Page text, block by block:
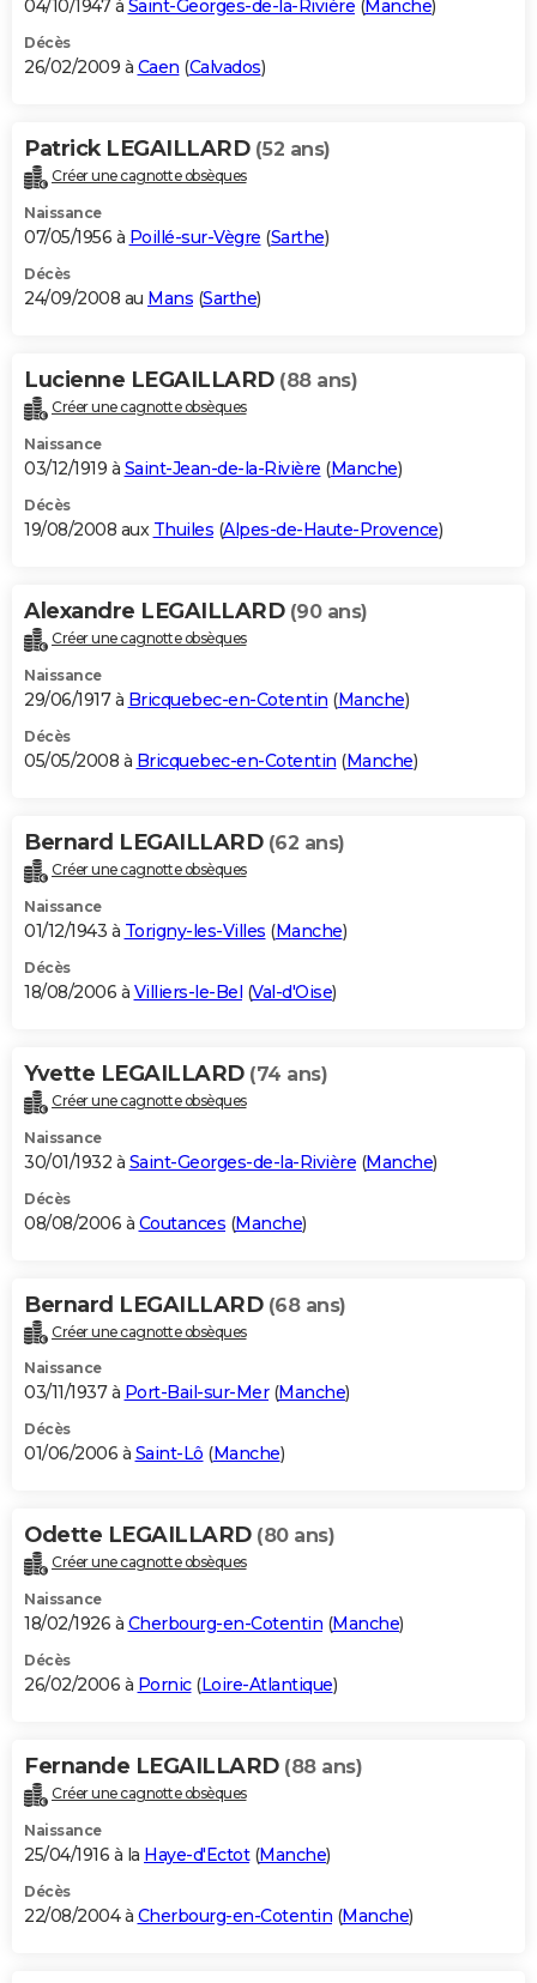
04/10/1947 à Saint-Georges-de-la-Rivière (Manche)
Décès
26/02/2009 à Caen (Calvados)
Patrick LEGAILLARD (52 ans)
Créer une cagnotte obsèques
Naissance
07/05/1956 à Poillé-sur-Vègre (Sarthe)
Décès
24/09/2008 au Mans (Sarthe)
Lucienne LEGAILLARD (88 ans)
Créer une cagnotte obsèques
Naissance
03/12/1919 à Saint-Jean-de-la-Rivière (Manche)
Décès
19/08/2008 aux Thuiles (Alpes-de-Haute-Provence)
Alexandre LEGAILLARD (90 ans)
Créer une cagnotte obsèques
Naissance
29/06/1917 à Bricquebec-en-Cotentin (Manche)
Décès
05/05/2008 à Bricquebec-en-Cotentin (Manche)
Bernard LEGAILLARD (62 ans)
Créer une cagnotte obsèques
Naissance
01/12/1943 à Torigny-les-Villes (Manche)
Décès
18/08/2006 à Villiers-le-Bel (Val-d'Oise)
Yvette LEGAILLARD (74 ans)
Créer une cagnotte obsèques
Naissance
30/01/1932 à Saint-Georges-de-la-Rivière (Manche)
Décès
08/08/2006 à Coutances (Manche)
Bernard LEGAILLARD (68 ans)
Créer une cagnotte obsèques
Naissance
03/11/1937 à Port-Bail-sur-Mer(Manche)
Décès
01/06/2006 à Saint-Lô (Manche)
Odette LEGAILLARD (80 ans)
Créer une cagnotte obsèques
Naissance
18/02/1926 à Cherbourg-en-Cotentin (Manche)
Décès
26/02/2006 à Pornic(Loire-Atlantique)
Fernande LEGAILLARD (88 ans)
Créer une cagnotte obsèques
Naissance
25/04/1916 à la Haye-d'Ectot(Manche)
Décès
22/08/2004 à Cherbourg-en-Cotentin (Manche)